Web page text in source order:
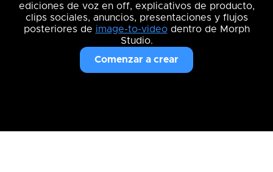
ediciones de voz en off, explicativos de producto,
clips sociales, anuncios, presentaciones y flujos
posteriores de image-to-videodentro de Morph
Studio.
Comenzar a crear